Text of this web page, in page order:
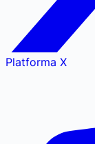
Platforma X